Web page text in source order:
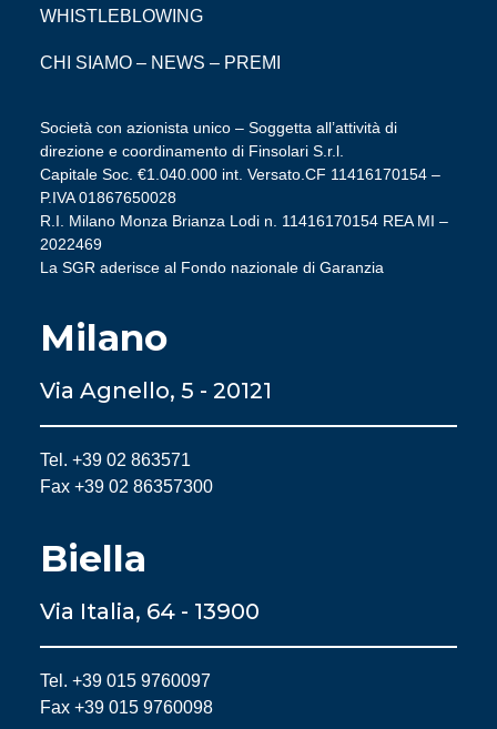
WHISTLEBLOWING
CHI SIAMO – NEWS – PREMI
Società con azionista unico – Soggetta all’attività di
direzione e coordinamento di Finsolari S.r.l.
Capitale Soc. €1.040.000 int. Versato.CF 11416170154 –
P.IVA 01867650028
R.I. Milano Monza Brianza Lodi n. 11416170154 REA MI –
2022469
La SGR aderisce al Fondo nazionale di Garanzia
Milano
Via Agnello, 5 - 20121
Tel. +39 02 863571
Fax +39 02 86357300
Biella
Via Italia, 64 - 13900
Tel. +39 015 9760097
Fax +39 015 9760098